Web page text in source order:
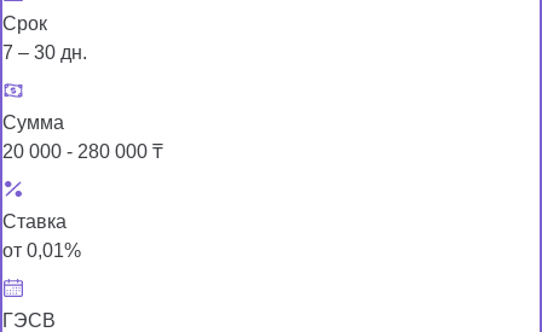
Срок
7 – 30 дн.
Сумма
20 000 - 280 000 ₸
Ставка
от 0,01%
ГЭСВ